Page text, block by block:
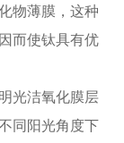
物薄膜，这种
而使钛具有优
光洁氧化膜层
同阳光角度下